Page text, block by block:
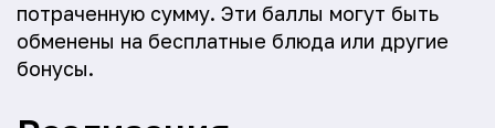
потраченную сумму. Эти баллы могут быть
обменены на бесплатные блюда или другие
бонусы.